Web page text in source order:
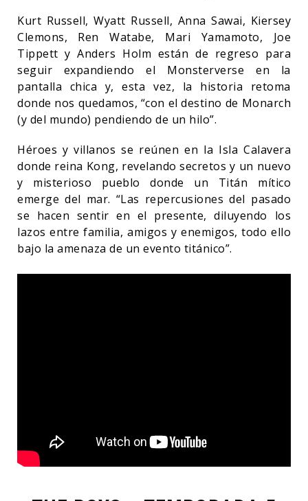
Kurt Russell, Wyatt Russell, Anna Sawai, Kiersey
Clemons, Ren Watabe, Mari Yamamoto, Joe
Tippett y Anders Holm están de regreso para
seguir expandiendo el Monsterverse en la
pantalla chica y, esta vez, la historia retoma
donde nos quedamos, “con el destino de Monarch
(y del mundo) pendiendo de un hilo”.
Héroes y villanos se reúnen en la Isla Calavera
donde reina Kong, revelando secretos y un nuevo
y misterioso pueblo donde un Titán mítico
emerge del mar. “Las repercusiones del pasado
se hacen sentir en el presente, diluyendo los
lazos entre familia, amigos y enemigos, todo ello
bajo la amenaza de un evento titánico”.